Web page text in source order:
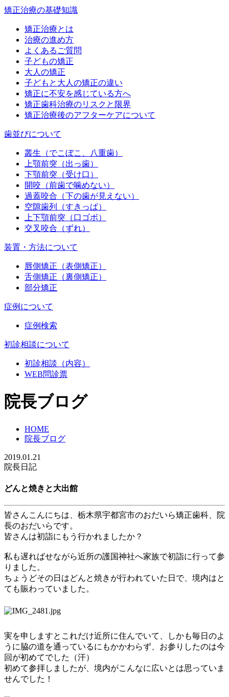
矯正治療の基礎知識
矯正治療とは
治療の進め方
よくあるご質問
子どもの矯正
大人の矯正
子どもと大人の矯正の違い
矯正に不安を感じている方へ
矯正歯科治療のリスクと限界
矯正治療後のアフターケアについて
歯並びについて
叢生（でこぼこ、八重歯）
上顎前突（出っ歯）
下顎前突（受け口）
開咬（前歯で噛めない）
過蓋咬合（下の歯が見えない）
空隙歯列（すきっぱ）
上下顎前突（口ゴボ）
交叉咬合（ずれ）
装置・方法について
唇側矯正（表側矯正）
舌側矯正（裏側矯正）
部分矯正
症例について
症例検索
初診相談について
初診相談（内容）
WEB問診票
院長ブログ
HOME
院長ブログ
2019.01.21
院長日記
どんと焼きと大出館
皆さんこんにちは、栃木県宇都宮市のおだいら矯正歯科、院
長のおだいらです。
皆さんは初詣にもう行かれましたか？
私も遅ればせながら近所の護国神社へ家族で初詣に行って参
りました。
ちょうどその日はどんと焼きが行われていた日で、境内はと
ても賑わっていました。
実を申しますとこれだけ近所に住んでいて、しかも毎日のよ
うに脇の道を通っているにもかかわらず、お参りしたのは今
回が初めてでした（汗）
初めて参拝しましたが、境内がこんなに広いとは思っていま
せんでした！